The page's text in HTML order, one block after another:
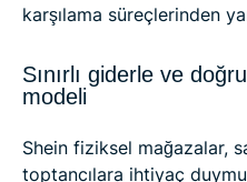
karşılama süreçlerinden
Sınırlı giderle ve
modeli
Shein fiziksel mağazalar,
toptancılara ihtiyaç